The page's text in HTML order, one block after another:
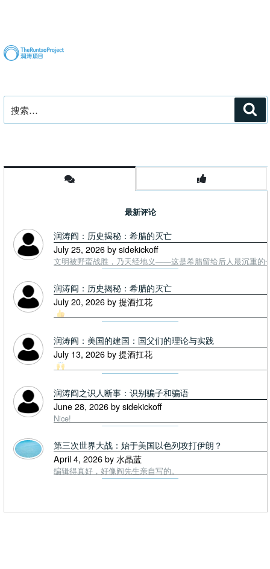
索：
最新评论
润涛阎：历史揭秘：希腊的灭亡
July 25, 2026 by sidekickoff
文明被野蛮战胜，乃天经地义——这是希腊留给后人最沉重的
润涛阎：历史揭秘：希腊的灭亡
July 20, 2026 by 提酒扛花
润涛阎：美国的建国：国父们的理论与实践
July 13, 2026 by 提酒扛花
润涛阎之识人断事：识别骗子和骗语
June 28, 2026 by sidekickoff
Nice!
第三次世界大战：始于美国以色列攻打伊朗？
April 4, 2026 by 水晶蓝
编辑得真好，好像阎先生亲自写的。